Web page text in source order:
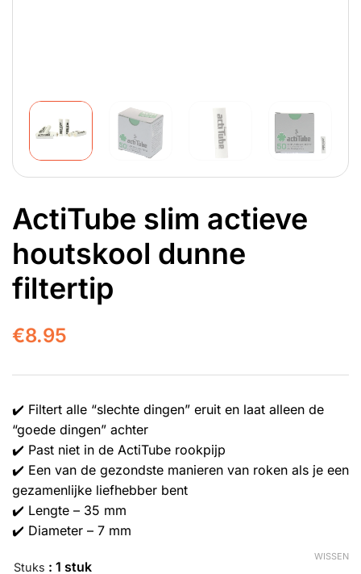
ActiTube slim actieve
houtskool dunne
filtertip
€8.95
✔️ Filtert alle “slechte dingen” eruit en laat alleen de
“goede dingen” achter
✔️ Past niet in de ActiTube rookpijp
✔️ Een van de gezondste manieren van roken als je een
gezamenlijke liefhebber bent
✔️ Lengte – 35 mm
✔️ Diameter – 7 mm
Stuks : 1 stuk
WISSEN